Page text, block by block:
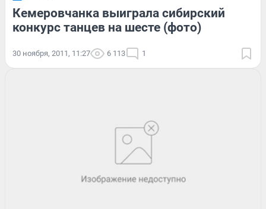
Кемеровчанка выиграла сибирский
конкурс танцев на шесте (фото)
30 ноября, 2011, 11:27 6 113 1